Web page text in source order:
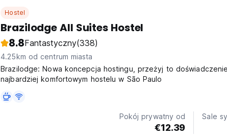
Hostel
Brazilodge All Suites Hostel
8.8Fantastyczny(338)
4.25km od centrum miasta
Brazilodge: Nowa koncepcja hostingu, przeżyj to
najbardziej komfortowym hostelu w São Paulo
Pokój prywatny od
€12.39
Sale